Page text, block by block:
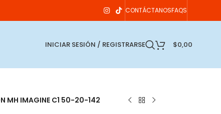
CONTÁCTANOSFAQS
INICIAR SESIÓN / REGISTRARSE $0,00
MH IMAGINE C1 50-20-142